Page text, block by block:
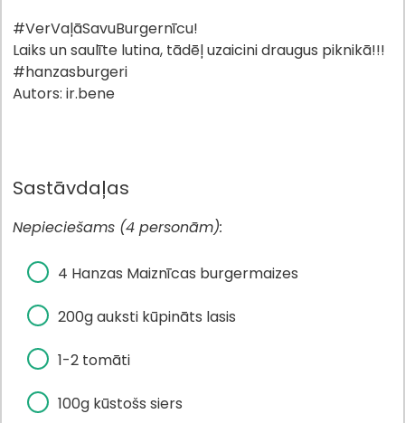
#VerVaļāSavuBurgernīcu!
Laiks un saulīte lutina, tādēļ uzaicini draugus piknikā!!!
#hanzasburgeri
Autors: ir.bene
Sastāvdaļas
Nepieciešams (4 personām):
4 Hanzas Maiznīcas burgermaizes
200g auksti kūpināts lasis
1-2 tomāti
100g kūstošs siers